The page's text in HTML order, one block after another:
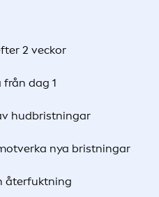
2 veckor
dag 1
hudbristningar
nya bristningar
återfuktning